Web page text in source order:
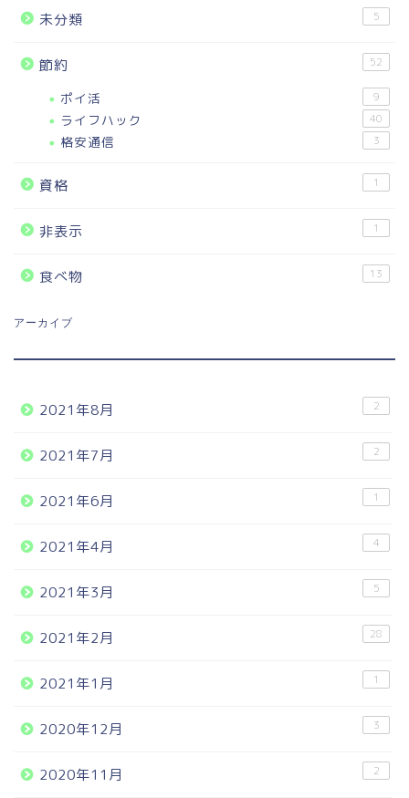
未分類 5
節約 52
ポイ活 9
ライフハック 40
格安通信 3
資格 1
非表示 1
食べ物 13
アーカイブ
2021年8月 2
2021年7月 2
2021年6月 1
2021年4月 4
2021年3月 5
2021年2月 28
2021年1月 1
2020年12月 3
2020年11月 2